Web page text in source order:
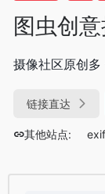
图虫创
摄像社区原创多
链接直达
其他站点: